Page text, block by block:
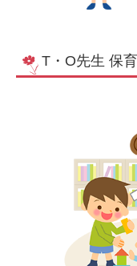
T・O先生 保